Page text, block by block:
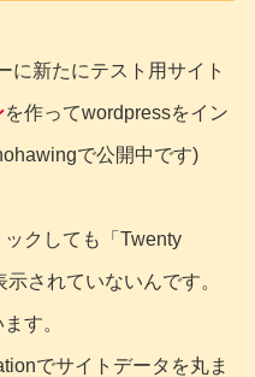
に新たにテスト用サイト
を作ってwordpressをイン
で公開中です)
クしても「Twenty
されていないんです。
す。
でサイトデータを丸ま